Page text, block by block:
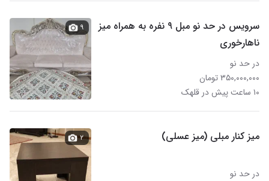
سرویس در حد نو مبل ۹ نفره به همراه میز
ناهارخوری
در حد نو
۳۵۰,۰۰۰,۰۰۰ تومان
۱۰ ساعت پیش در قلهک
۹
میز کنار مبلی (میز عسلی)
در حد نو
۲